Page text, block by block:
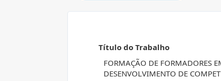
Título do Trabalho
FORMAÇÃO DE FORMADORES
DESENVOLVIMENTO DE